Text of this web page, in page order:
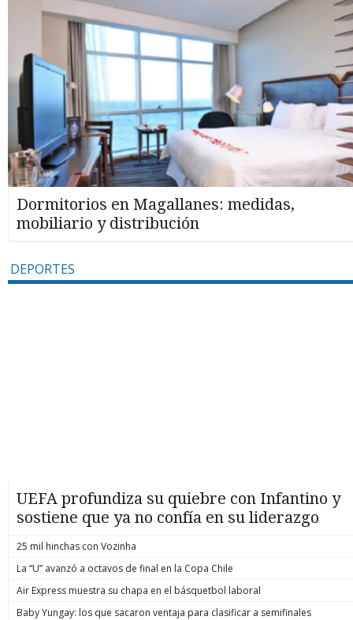
Dormitorios en Magallanes: medidas,
mobiliario y distribución
DEPORTES
UEFA profundiza su quiebre con Infantino y
sostiene que ya no confía en su liderazgo
25 mil hinchas con Vozinha
La “U” avanzó a octavos de final en la Copa Chile
Air Express muestra su chapa en el básquetbol laboral
Baby Yungay: los que sacaron ventaja para clasificar a semifinales